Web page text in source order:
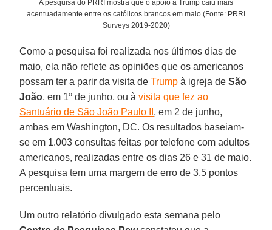
A pesquisa do PRRI mostra que o apoio a Trump caiu mais
acentuadamente entre os católicos brancos em maio (Fonte: PRRI
Surveys 2019-2020)
Como a pesquisa foi realizada nos últimos dias de
maio, ela não reflete as opiniões que os americanos
possam ter a parir da visita deTrump à igreja deSão
João, em 1º de junho, ou àvisita que fez ao
Santuário de São João Paulo II , em 2 de junho,
ambas em Washington, DC. Os resultados baseiam-
se em 1.003 consultas feitas por telefone com adultos
americanos, realizadas entre os dias 26 e 31 de maio.
A pesquisa tem uma margem de erro de 3,5 pontos
percentuais.
Um outro relatório divulgado esta semana pelo